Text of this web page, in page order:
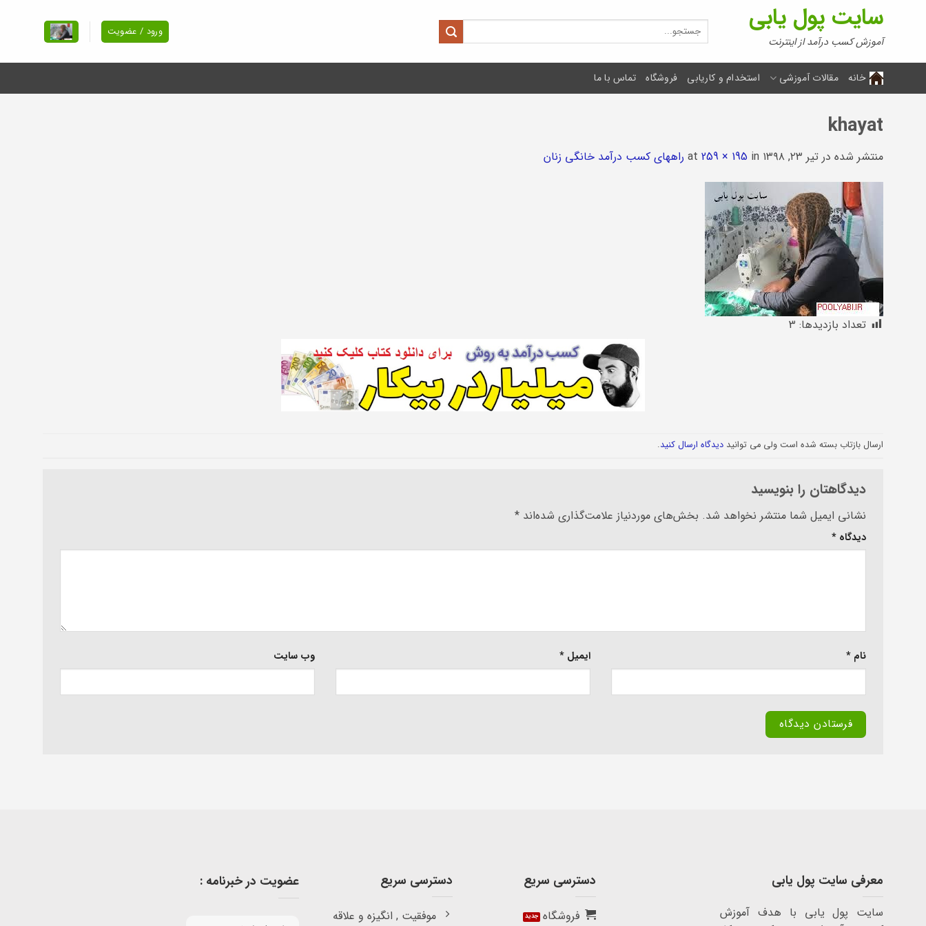
سایت پول یابی
آموزش کسب درآمد از اینترنت
جستجو
برای:
ورود / عضویت
خانه مقالات آموزشی استخدام و کاریابی فروشگاه تماس با ما
khayat
منتشر شده در تیر ۲۳, ۱۳۹۸ 259 × 195 in راههای کسب درآمد خانگی زنان
تعداد بازدیدها: 3
ارسال بازتاب بسته شده است ولی می توانید دیدگاه ارسال کنید.
دیدگاهتان را بنویسید
نشانی ایمیل شما منتشر نخواهد شد. بخش‌های موردنیاز علامت‌گذاری شده‌اند *
دیدگاه *
نام * ایمیل * وب‌ سایت
Alternative:
معرفی سایت پول یابی
سایت پول یابی با هدف آموزش
دسترسی سریع
فروشگاه
دسترسی سریع
موفقیت , انگیزه و علاقه
عضویت در خبرنامه :